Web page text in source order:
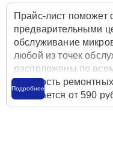
Прайс-лист поможет
предварительными
обслуживание
любой из точек
расположены по
стоимость
начинается от 590
виды комплектующих
Подробнее